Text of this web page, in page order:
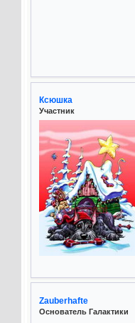
Ксюшка
Участник
Zauberhafte
Основатель Галактики